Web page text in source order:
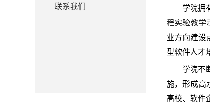
联系我们 学院拥
程实验教学
业方向建设
型软件人才
学院不
施，形成高
高校、软件